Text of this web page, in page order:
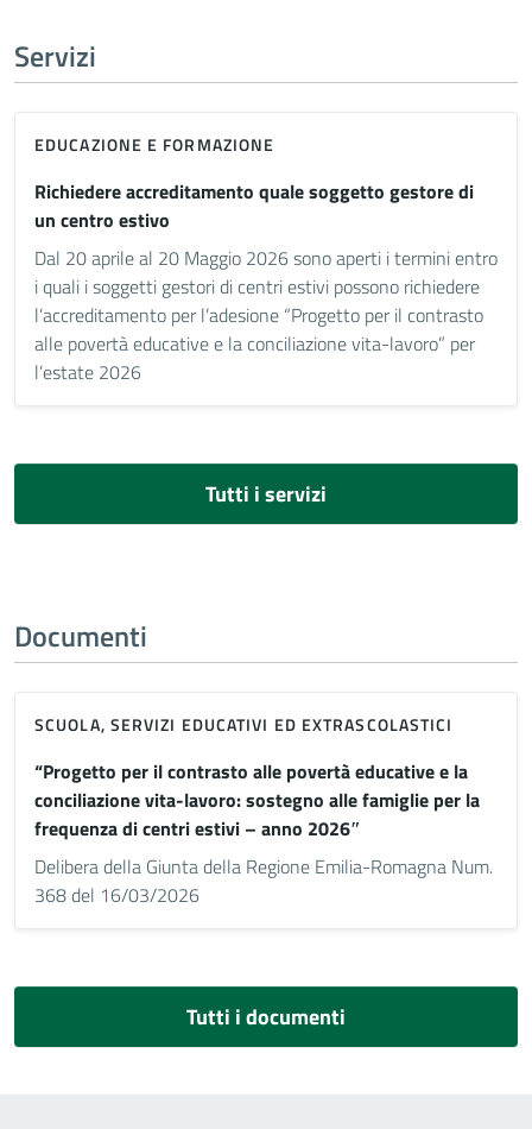
Servizi
EDUCAZIONE E FORMAZIONE
Richiedere accreditamento quale soggetto gestore di
un centro estivo
Dal 20 aprile al 20 Maggio 2026 sono aperti i termini entro
i quali i soggetti gestori di centri estivi possono richiedere
l’accreditamento per l’adesione “Progetto per il contrasto
alle povertà educative e la conciliazione vita-lavoro” per
l’estate 2026
Tutti i servizi
Documenti
SCUOLA, SERVIZI EDUCATIVI ED EXTRASCOLASTICI
“Progetto per il contrasto alle povertà educative e la
conciliazione vita-lavoro: sostegno alle famiglie per la
frequenza di centri estivi – anno 2026″
Delibera della Giunta della Regione Emilia-Romagna Num.
368 del 16/03/2026
Tutti i documenti